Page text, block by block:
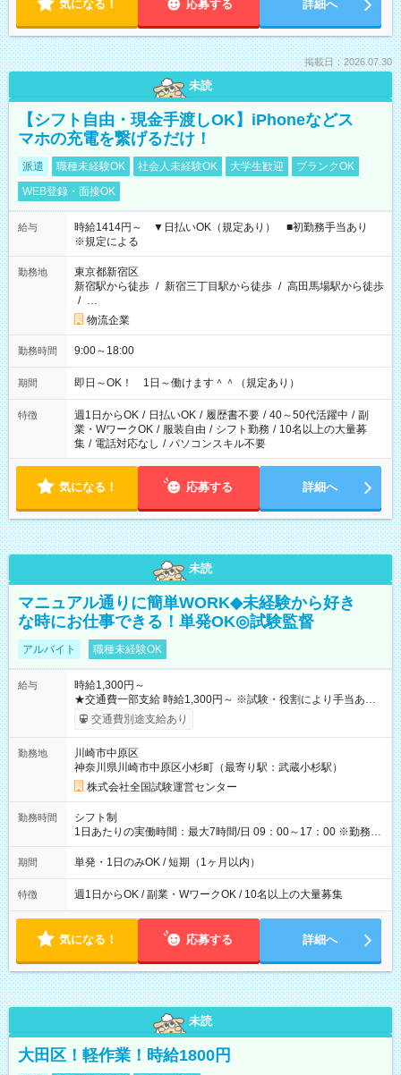
気になる！ 応募する 詳細へ
掲載日：2026.07.30
未読
【シフト自由・現金手渡しOK】iPhoneなどス
マホの充電を繋げるだけ！
派遣 職種未経験OK 社会人未経験OK 大学生歓迎
ブランクOK
WEB登録・面接OK
給与
時給1414円～ ▼日払いOK（規定あり） ■初勤務手当あり
※規定による
勤務地
東京都新宿区
新宿駅から徒歩 / 新宿三丁目駅から徒歩 / 高田馬場駅から徒歩
/ …
物流企業
勤務時間 9:00～18:00
期間 即日～OK！ 1日～働けます＾＾（規定あり）
特徴 週1日からOK / 日払いOK / 履歴書不要 / 40～50代活躍中 / 副
業・WワークOK / 服装自由 / シフト勤務 / 10名以上の大量募
集 / 電話対応なし / パソコンスキル不要
気になる！ 応募する 詳細へ
未読
マニュアル通りに簡単WORK◆未経験から好き
な時にお仕事できる！単発OK◎試験監督
アルバイト 職種未経験OK
給与
時給1,300円～
★交通費一部支給 時給1,300円～ ※試験・役割により手当あり
※勤務回数により昇給あり 【即給（前払い）オプションあ
り！】 希望される場合、勤務から1週間ほどで給与の一部を受け
例】 ・河合塾模擬試験 8:30～17:30（休憩1時間） 時給1,300円
×8時間＝日収10,400円＋交通費 ※当日の役割により時給＋100
円の場合あり ・国家試験 7:00～13:30（休憩なし） 時給1,300
円（役割手当＋100円）×6時間＝日収8,400円＋交通費 【試用期
間】試用期間なし
交通費別途支給あり
勤務地
川崎市中原区
神奈川県川崎市中原区小杉町（最寄り駅：武蔵小杉駅）
株式会社全国試験運営センター
勤務時間
シフト制
1日あたりの実働時間：最大7時間/日 09：00～17：00 ※勤務時
間は 試験により異なります。
期間 単発・1日のみOK / 短期（1ヶ月以内）
特徴 週1日からOK / 副業・WワークOK / 10名以上の大量募集
気になる！ 応募する 詳細へ
未読
大田区！軽作業！時給1800円